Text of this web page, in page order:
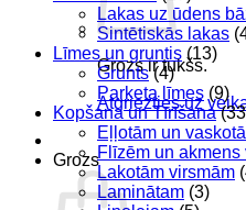
Grozs ir tukšs.
Atgriezties uz
Grozs
Lakas uz ūdens
Sintētiskās lakas
Līmes un gruntis (13)
Grunts (4)
Parketa līmes (9)
Kopšana un Tīrīšana
Eļļotām un
Flīzēm un akmens
Lakotām virsmām
Laminātam (3)